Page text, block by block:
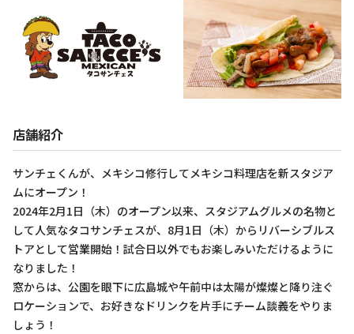
店舗紹介
サンチェくんが、メキシコ修行してメキシコ料理店を新スタジア
ムにオープン！
2024年2月1日（木）のオープン以来、スタジアムグルメの名物と
して人気なタコサンチェスが、8月1日（木）からリバーシブルス
トアとして営業開始！試合日以外でもお楽しみいただけるように
なりました！
窓からは、公園を眼下に広島城や午前中は太陽が燦燦と降り注ぐ
ロケーションで、お好きなドリンクを片手にチーム談義をやりま
しょう！